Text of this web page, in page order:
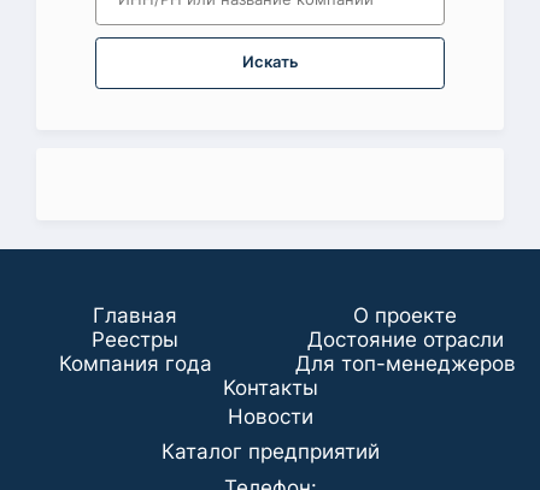
Искать
Главная
О проекте
Реестры
Достояние отрасли
Компания года
Для топ-менеджеров
Koнтaкты
Новости
Каталог предприятий